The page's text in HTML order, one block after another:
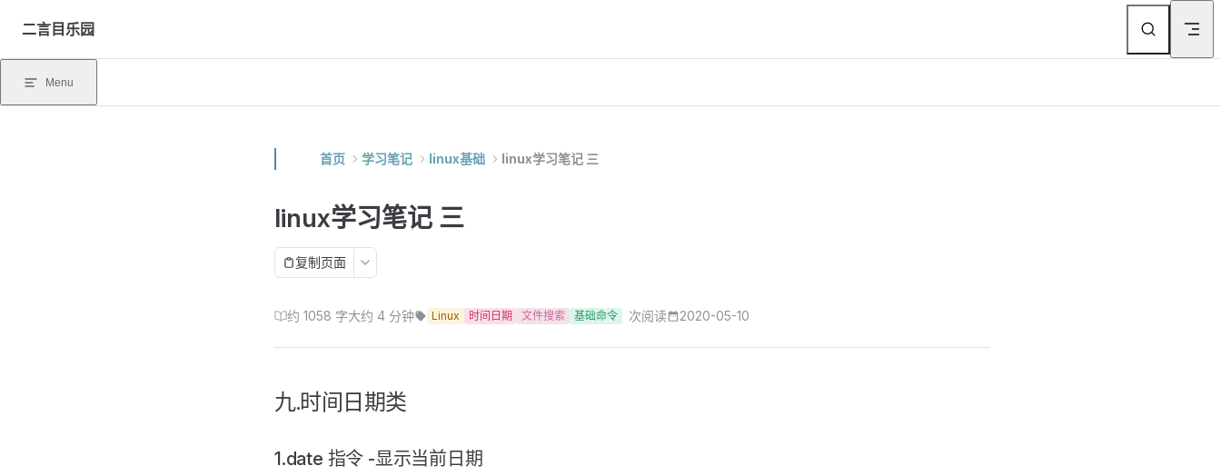
Skip to content
二言目乐园
Menu
首页 学习笔记 linux基础 linux学习笔记 三
linux学习笔记 三
复制页面
约 1058 字大约 4 分钟 Linux 时间日期 文件搜索 基础命令 次阅读 2020-05-10
九.时间日期类
1.date 指令 -显示当前日期